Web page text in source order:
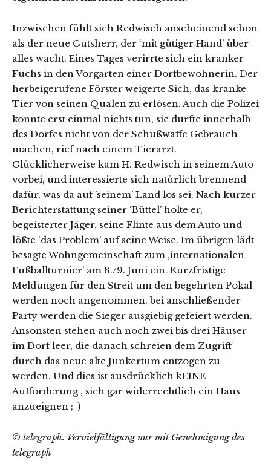
Inzwischen fühlt sich Redwisch anscheinend schon
als der neue Gutsherr, der ‘mit gütiger Hand’ über
alles wacht. Eines Tages verirrte sich ein kranker
Fuchs in den Vorgarten einer Dorfbewohnerin. Der
herbeigerufene Förster weigerte Sich, das kranke
Tier von seinen Qualen zu erlösen. Auch die Polizei
konnte erst einmal nichts tun, sie durfte innerhalb
des Dorfes nicht von der Schußwaffe Gebrauch
machen, rief nach einem Tierarzt.
Glücklicherweise kam H. Redwisch in seinem Auto
vorbei, und interessierte sich natürlich brennend
dafür, was da auf ’seinem’ Land los sei. Nach kurzer
Berichterstattung seiner ‘Büttel’ holte er,
begeisterter Jäger, seine Flinte aus dem Auto und
lößte ‘das Problem’ auf seine Weise. Im übrigen lädt
besagte Wohngemeinschaft zum ‚internationalen
Fußballturnier’ am 8./9. Juni ein. Kurzfristige
Meldungen für den Streit um den begehrten Pokal
werden noch angenommen, bei anschließender
Party werden die Sieger ausgiebig gefeiert werden.
Ansonsten stehen auch noch zwei bis drei Häuser
im Dorf leer, die danach schreien dem Zugriff
durch das neue alte Junkertum entzogen zu
werden. Und dies ist ausdrücklich kEINE
Aufforderung , sich gar widerrechtlich ein Haus
anzueignen ;-)
© telegraph. Vervielfältigung nur mit Genehmigung des
telegraph